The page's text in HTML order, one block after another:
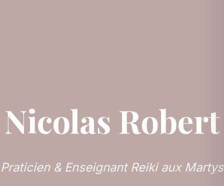
Nicolas Robert
Praticien & Enseignant Reiki aux Martys